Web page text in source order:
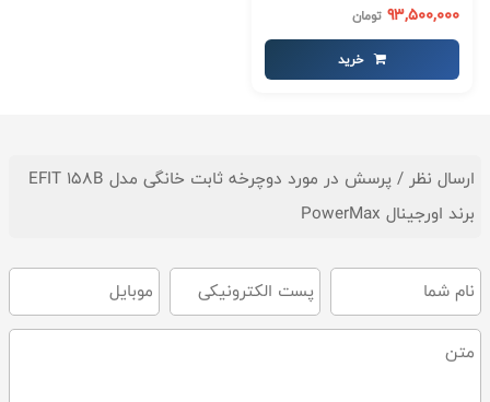
93,500,000 تومان
خرید
ارسال نظر / پرسش در مورد دوچرخه ثابت خانگی مدل EFIT 158B
برند اورجینال PowerMax